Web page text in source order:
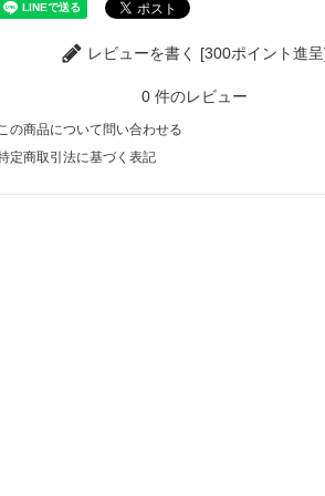
レビューを書く [300ポイント進
0 件のレビュー
の商品について問い合わせる
定商取引法に基づく表記